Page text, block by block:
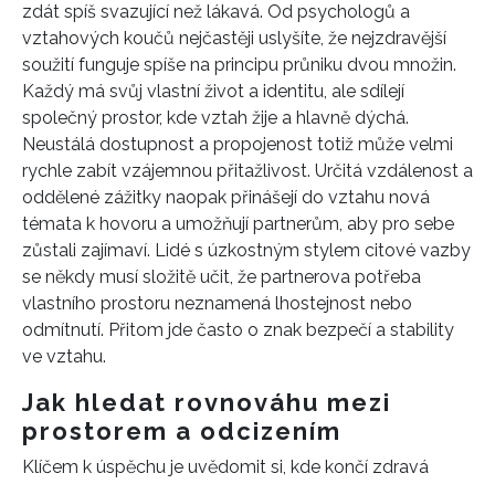
zdát spíš svazující než lákavá. Od psychologů a
vztahových koučů nejčastěji uslyšíte, že nejzdravější
soužití funguje spíše na principu průniku dvou množin.
Každý má svůj vlastní život a identitu, ale sdílejí
společný prostor, kde vztah žije a hlavně dýchá.
Neustálá dostupnost a propojenost totiž může velmi
rychle zabít vzájemnou přitažlivost. Určitá vzdálenost a
oddělené zážitky naopak přinášejí do vztahu nová
témata k hovoru a umožňují partnerům, aby pro sebe
zůstali zajímaví. Lidé s úzkostným stylem citové vazby
se někdy musí složitě učit, že partnerova potřeba
vlastního prostoru neznamená lhostejnost nebo
odmítnutí. Přitom jde často o znak bezpečí a stability
ve vztahu.
Jak hledat rovnováhu mezi
prostorem a odcizením
Klíčem k úspěchu je uvědomit si, kde končí zdravá